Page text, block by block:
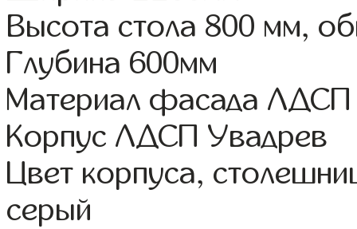
Высота стола 800 мм,
Глубина 600мм
Материал фасада ЛДСП
Корпус ЛДСП Увадрев
Цвет корпуса,
серый